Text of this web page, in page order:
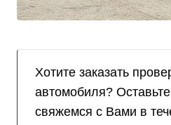
Хотите заказать
автомобиля?
свяжемся с Вами в